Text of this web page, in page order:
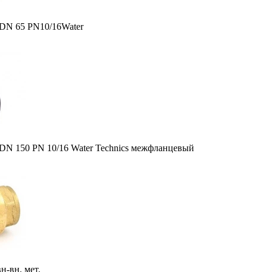
65 PN10/16Water
150 PN 10/16 Water Technics межфланцевый
вн, мет.